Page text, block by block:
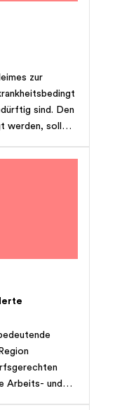
zur
sind. Den
werden, soll
Zeichen der
Arbeits- und